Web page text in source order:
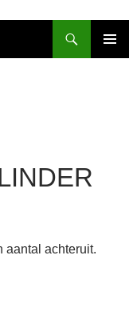
aantal achteruit.